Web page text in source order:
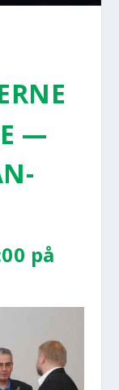
—
på